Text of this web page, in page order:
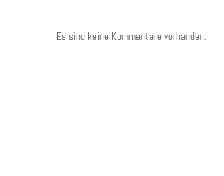
Es sind keine Kommentare vorhanden.